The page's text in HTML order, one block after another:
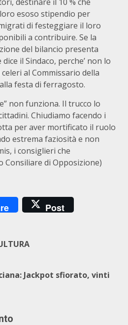
esoso stipendio per
di festeggiare il loro
a contribuire. Se la
del bilancio presenta
il Sindaco, perche’ non lo
al Commissario della
festa di ferragosto.
non funziona. Il trucco lo
Chiudiamo facendo i
per aver mortificato il ruolo
estrema faziosità e non
i consiglieri che
Consiliare di Opposizione)
Post
Jackpot sfiorato, vinti